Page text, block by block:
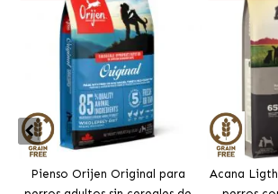
Pienso Orijen Original para
Acana